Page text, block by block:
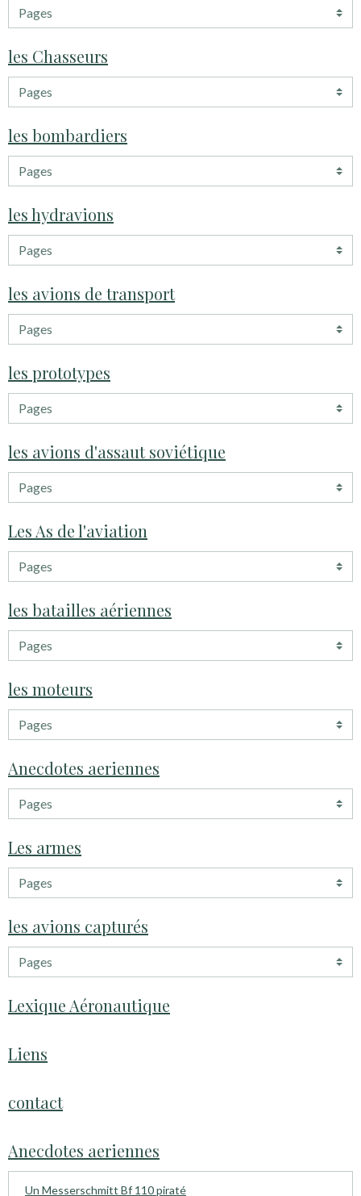
les Chasseurs
les bombardiers
les hydravions
les avions de transport
les prototypes
les avions d'assaut soviétique
Les As de l'aviation
les batailles aériennes
les moteurs
Anecdotes aeriennes
Les armes
les avions capturés
Lexique Aéronautique
Liens
contact
Anecdotes aeriennes
Un Messerschmitt Bf 110 piraté